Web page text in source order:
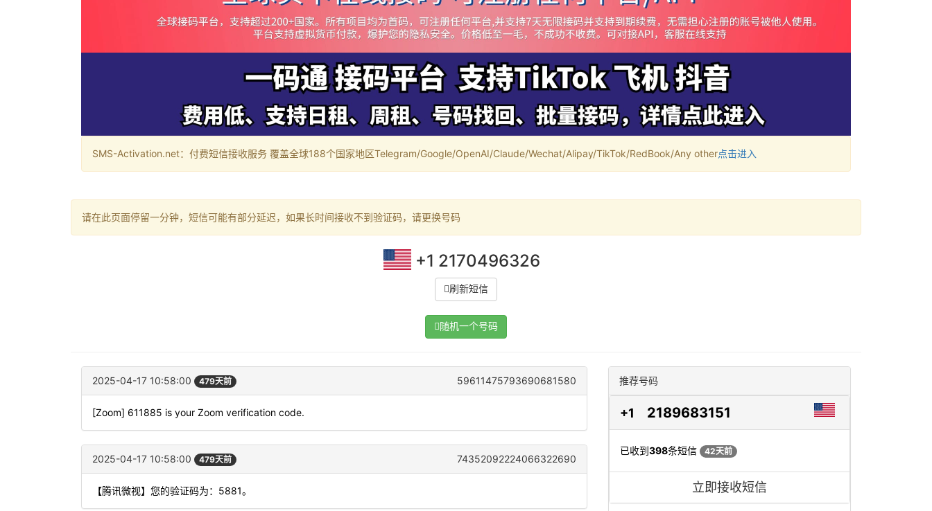
SMS-Activation.net：付费短信接收服务 覆盖全球188个国家地区Telegram/Google/OpenAI/Claude/Wechat/Alipay/TikTok/RedBook/Any other点击进入
请在此页面停留一分钟，短信可能有部分延迟，如果长时间接收不到验证码，请更换号码
+1 2170496326
刷新短信
随机一个号码
2025-04-17 10:58:00 479天前 59611475793690681580
[Zoom] 611885 is your Zoom verification code.
2025-04-17 10:58:00 479天前 74352092224066322690
【腾讯微视】您的验证码为：5881。
推荐号码
+1 2189683151
已收到398条短信 42天前
立即接收短信